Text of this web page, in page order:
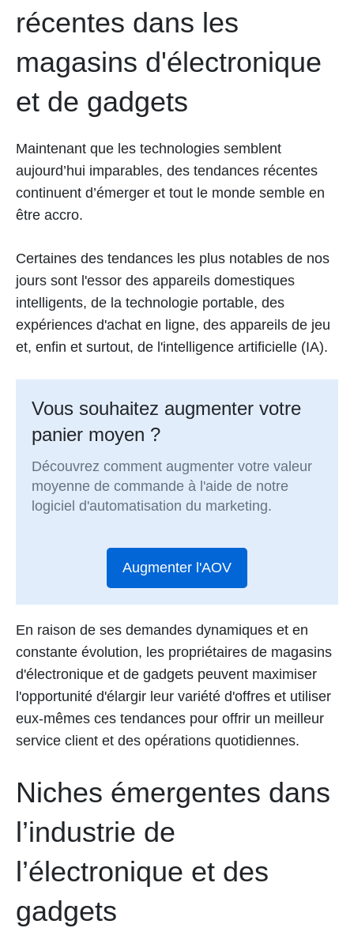
récentes dans les
magasins d'électronique
et de gadgets
Maintenant que les technologies semblent
aujourd’hui imparables, des tendances récentes
continuent d’émerger et tout le monde semble en
être accro.
Certaines des tendances les plus notables de nos
jours sont l'essor des appareils domestiques
intelligents, de la technologie portable, des
expériences d'achat en ligne, des appareils de jeu
et, enfin et surtout, de l'intelligence artificielle (IA).
Vous souhaitez augmenter votre
panier moyen ?
Découvrez comment augmenter votre valeur
moyenne de commande à l'aide de notre
logiciel d'automatisation du marketing.
Augmenter l'AOV
En raison de ses demandes dynamiques et en
constante évolution, les propriétaires de magasins
d'électronique et de gadgets peuvent maximiser
l'opportunité d'élargir leur variété d'offres et utiliser
eux-mêmes ces tendances pour offrir un meilleur
service client et des opérations quotidiennes.
Niches émergentes dans
l’industrie de
l’électronique et des
gadgets